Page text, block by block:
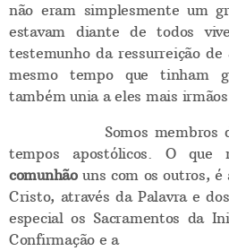
não eram simplesmente um
estavam diante de todos
testemunho da ressurreição
mesmo tempo que tinham
também unia a eles mais
Somos membros
tempos apostólicos. O que
comunhãouns com os outros,
Cristo, através da Palavra e
especial os Sacramentos da
Confirmação e a